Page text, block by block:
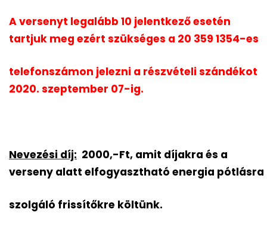
A versenyt legalább 10 jelentkező esetén
tartjuk meg ezért szükséges a 20 359 1354-es
telefonszámon jelezni a részvételi szándékot
2020. szeptember 07-ig.
Nevezési díj: 2000,-Ft, amit díjakra és a
verseny alatt elfogyasztható energia pótlásra
szolgáló frissítőkre költünk.